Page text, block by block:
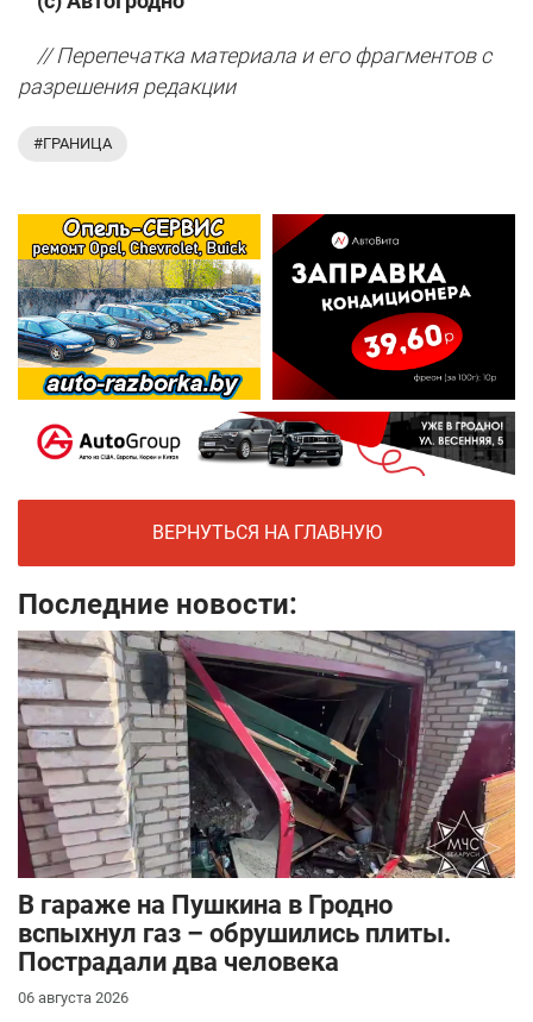
// Перепечатка материала и его фрагментов с
разрешения редакции
#ГРАНИЦА
ВЕРНУТЬСЯ НА ГЛАВНУЮ
Последние новости:
В гараже на Пушкина в Гродно
вспыхнул газ – обрушились плиты.
Пострадали два человека
06 августа 2026